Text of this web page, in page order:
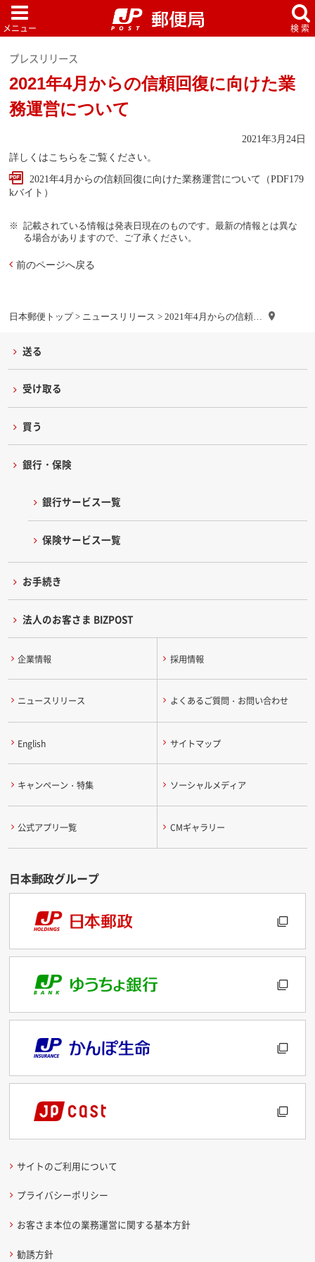
日本郵便トップ> ニュースリリース > 2021年4月からの信頼…
プレスリリース
2021年4月からの信頼回復に向けた業
務運営について
2021年3月24日
詳しくはこちらをご覧ください。
2021年4月からの信頼回復に向けた業務運営について（PDF179
kバイト）
記載されている情報は発表日現在のものです。最新の情報とは異な
る場合がありますので、ご了承ください。
前のページへ戻る
送る
受け取る
買う
銀行・保険
銀行サービス一覧
保険サービス一覧
お手続き
法人のお客さま BIZPOST
企業情報 採用情報
ニュースリリース よくあるご質問・お問い合わせ
English サイトマップ
キャンペーン・特集 ソーシャルメディア
公式アプリ一覧 CMギャラリー
サイトのご利用について
プライバシーポリシー
お客さま本位の業務運営に関する基本方針
勧誘方針